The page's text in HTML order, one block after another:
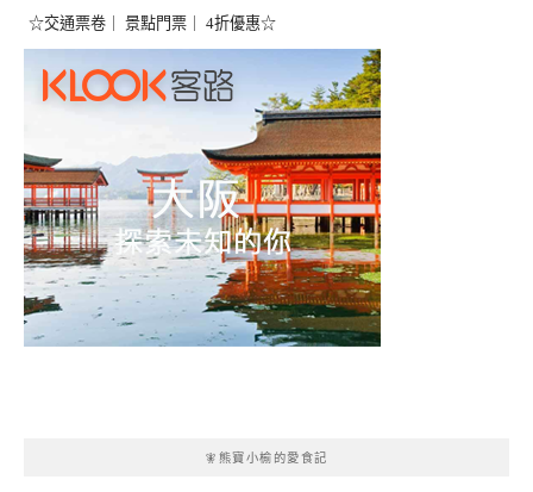
☆交通票卷｜ 景點門票｜ 4折優惠☆
🧚熊寶小榆的愛食記